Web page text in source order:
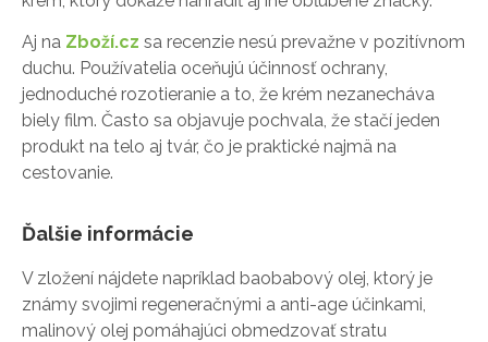
Aj na Zboží.cz sa recenzie nesú prevažne v pozitívnom
duchu. Používatelia oceňujú účinnosť ochrany,
jednoduché rozotieranie a to, že krém nezanecháva
biely film. Často sa objavuje pochvala, že stačí jeden
produkt na telo aj tvár, čo je praktické najmä na
cestovanie.
Ďalšie informácie
V zložení nájdete napríklad baobabový olej, ktorý je
známy svojimi regeneračnými a anti-age účinkami,
malinový olej pomáhajúci obmedzovať stratu